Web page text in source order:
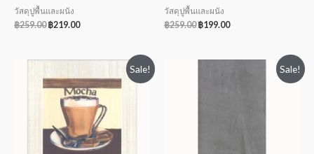
วัสดุปูพื้นและผนัง
฿259.00 ฿219.00
วัสดุปูพื้นและผนัง
฿259.00 ฿199.00
Sale! Sale!